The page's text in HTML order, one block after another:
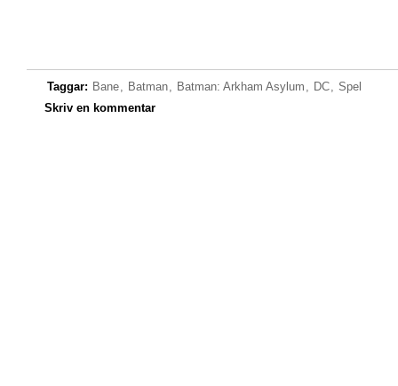
Taggar: Bane, Batman, Batman: Arkham Asylum , DC, Spel
Skriv en kommentar